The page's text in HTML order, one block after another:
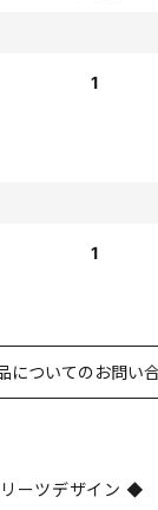
1
1
についてのお問い
ーツデザイン ◆